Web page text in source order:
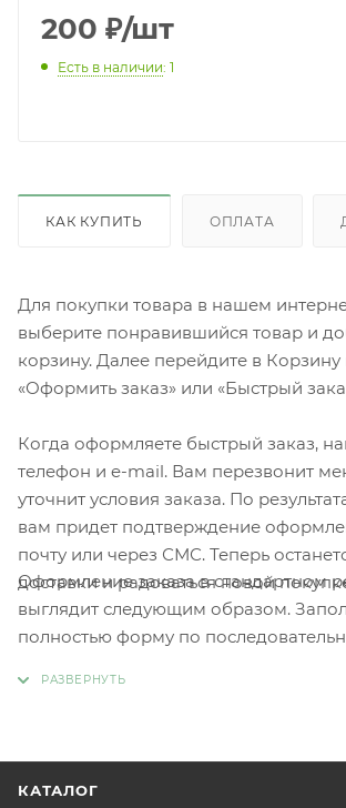
200 ₽/шт
Есть в наличии: 1
КАК КУПИТЬ ОПЛАТА
Для покупки товара в нашем
выберите понравившийся товар и
корзину. Далее перейдите в
«Оформить заказ» или «Быстрый
Когда оформляете быстрый заказ,
телефон и e-mail. Вам перезвонит
уточнит условия заказа. По
вам придет подтверждение
почту или через СМС. Теперь
доставки и радоваться новой
Оформление заказа в стандартном
выглядит следующим образом.
полностью форму по
КАТАЛОГ